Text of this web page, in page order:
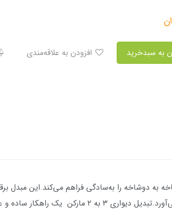
به دو‌شاخه را به‌سادگی فراهم می‌کند.این مبدل
سه‌شاخه نصب می‌شود و امکان اتصال هم‌زمان دو دستگاه را فراهم